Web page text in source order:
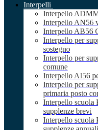
Interpelli
Interpello
Interpello AN56
Interpello AB56
Interpello per
sostegno
Interpello per
comune
Interpello AI56
Interpello per
primaria posto
Interpello scuola
supplenze brevi
Interpello scuola